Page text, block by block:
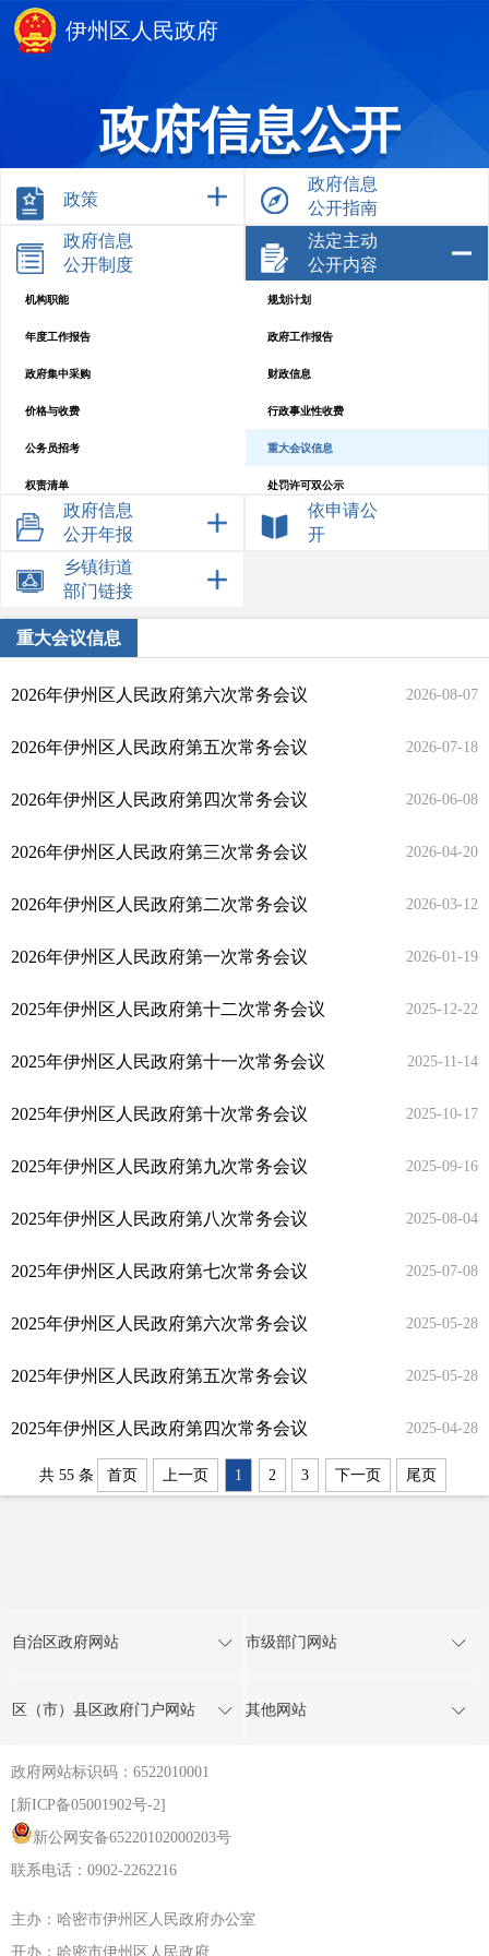
伊州区人民政府
政府信息公开
政策
政府信息
公开指南
政府信息
公开制度
法定主动
公开内容
机构职能 规划计划
年度工作报告 政府工作报告
政府集中采购 财政信息
价格与收费 行政事业性收费
公务员招考 重大会议信息
权责清单 处罚许可双公示
行政强制及其他对外管理 重大决策预公开
提案议案答复
政府预算
部门预算
政府信息
公开年报
依申请公
开
乡镇街道
部门链接
重大会议信息
2026年伊州区人民政府第六次常务会议 2026-08-07
2026年伊州区人民政府第五次常务会议 2026-07-18
2026年伊州区人民政府第四次常务会议 2026-06-08
2026年伊州区人民政府第三次常务会议 2026-04-20
2026年伊州区人民政府第二次常务会议 2026-03-12
2026年伊州区人民政府第一次常务会议 2026-01-19
2025年伊州区人民政府第十二次常务会议 2025-12-22
2025年伊州区人民政府第十一次常务会议 2025-11-14
2025年伊州区人民政府第十次常务会议 2025-10-17
2025年伊州区人民政府第九次常务会议 2025-09-16
2025年伊州区人民政府第八次常务会议 2025-08-04
2025年伊州区人民政府第七次常务会议 2025-07-08
2025年伊州区人民政府第六次常务会议 2025-05-28
2025年伊州区人民政府第五次常务会议 2025-05-28
2025年伊州区人民政府第四次常务会议 2025-04-28
共 55 条 首页 上一页 1 2 3 下一页 尾页
自治区政府网站 市级部门网站
区（市）县区政府门户网站 其他网站
政府网站标识码：6522010001
[新ICP备05001902号-2]
新公网安备65220102000203号
联系电话：0902-2262216
主办：哈密市伊州区人民政府办公室
开办：哈密市伊州区人民政府